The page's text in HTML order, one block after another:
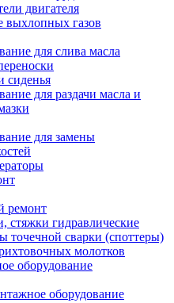
двигателя
выхлопных газов
для слива масла
сиденья
для раздачи масла и
для замены
ремонт
стяжки гидравлические
точечной сварки (споттеры)
молотков
оборудование
оборудование